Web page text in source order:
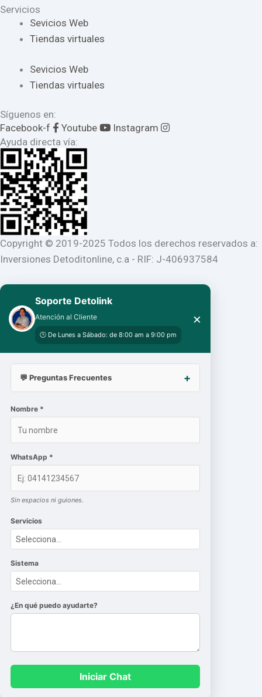
Servicios
Sevicios Web
Tiendas virtuales
Sevicios Web
Tiendas virtuales
Síguenos en:
Facebook-f
Youtube
Instagram
Ayuda directa vía:
Copyright © 2019-2025 Todos los derechos reservados a:
Inversiones Detoditonline, c.a - RIF: J-406937584
Soporte Detolink
Atención al Cliente
🕒 De Lunes a Sábado: de 8:00 am a 9:00 pm
×
💬 Preguntas Frecuentes
Nombre *
WhatsApp *
Sin espacios ni guiones.
Servicios
Sistema
¿En qué puedo ayudarte?
Iniciar Chat